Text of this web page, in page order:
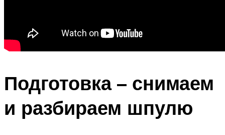
Подготовка – снимаем
и разбираем шпулю